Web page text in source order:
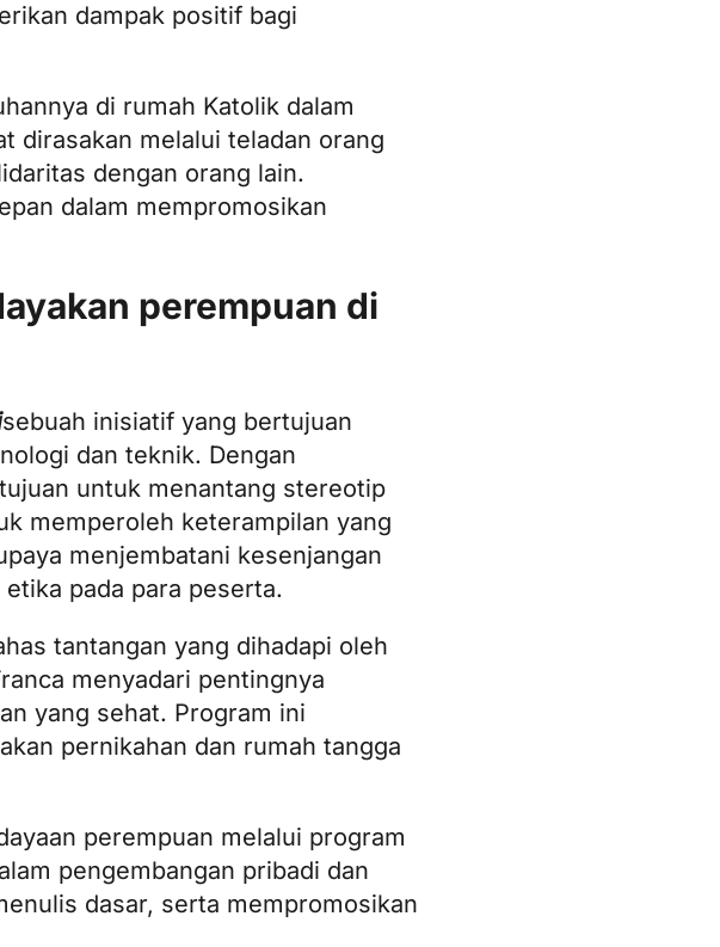
dampak positif bagi
di rumah Katolik dalam
dirasakan melalui teladan orang
dengan orang lain.
dalam mempromosikan
perempuan di
sebuah inisiatif yang bertujuan
dan teknik. Dengan
untuk menantang stereotip
memperoleh keterampilan yang
menjembatani kesenjangan
pada para peserta.
tantangan yang dihadapi oleh
menyadari pentingnya
yang sehat. Program ini
pernikahan dan rumah tangga
perempuan melalui program
pengembangan pribadi dan
dasar, serta mempromosikan